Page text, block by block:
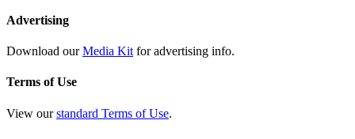
Advertising
Download ourMedia Kit for advertising info.
Terms of Use
View ourstandard Terms of Use.